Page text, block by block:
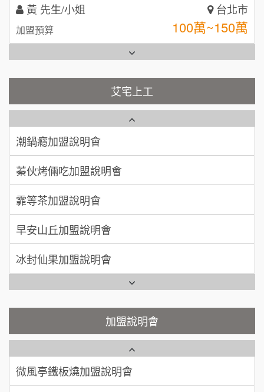
林 先生/小姐 屏東縣
加盟預算 100萬 ~ 200萬
吳 先生/小姐 屏東縣
加盟預算 100萬~200萬
周 先生/小姐 台北
加盟預算 100萬 ~150萬
徐 先生/小姐 新北市
加盟預算
何 先生/小姐
加盟預算
呂 先生/小姐
加盟預算 200萬~400萬
顏 先生/小姐 台北市
廖 先生/小姐 高雄市
加盟預算
艾宅上工
台灣G湯加盟說明會
NU PASTA義大利麵加盟說明會
潮鍋癮加盟說明會
蓁伙烤倆吃加盟說明會
霏等茶加盟說明會
早安山丘加盟說明會
冰封仙果加盟說明會
Ramble Café 漫步藍咖啡加盟說明會
微風亭鐵板燒加盟說明會
【曉妍美妝】誠徵行政櫃檯
自助洗衣店誠徵代洗收送人員(台中市)
加盟說明會
藍象廷泰式火鍋加盟說明會
日十。早午食加盟說明會
上宇林加盟說明會
莫尼早餐Morni加盟說明會
手作功夫茶加盟說明會
SHARE TEA歇腳亭加盟說明會
潮味決-湯滷專門店加盟說明會
鮮茶道加盟說明會
微風亭鐵板燒加盟說明會
漫步藍咖啡加盟說明會